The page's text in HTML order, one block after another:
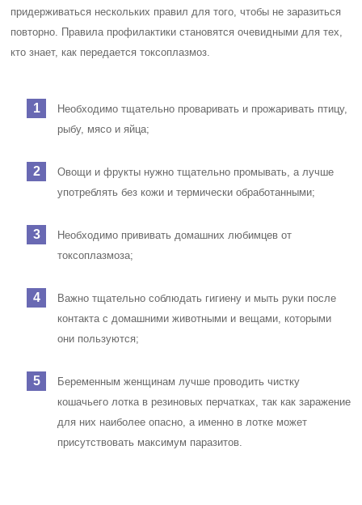
придерживаться нескольких правил для того, чтобы не заразиться
повторно. Правила профилактики становятся очевидными для тех,
кто знает, как передается токсоплазмоз.
Необходимо тщательно проваривать и прожаривать птицу,
рыбу, мясо и яйца;
Овощи и фрукты нужно тщательно промывать, а лучше
употреблять без кожи и термически обработанными;
Необходимо прививать домашних любимцев от
токсоплазмоза;
Важно тщательно соблюдать гигиену и мыть руки после
контакта с домашними животными и вещами, которыми
они пользуются;
Беременным женщинам лучше проводить чистку
кошачьего лотка в резиновых перчатках, так как заражение
для них наиболее опасно, а именно в лотке может
присутствовать максимум паразитов.